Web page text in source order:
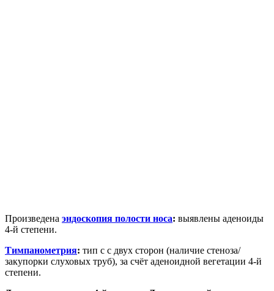
Произведена эндоскопия полости носа: выявлены аденоиды
4-й степени.
Тимпанометрия: тип с с двух сторон (наличие стеноза/
закупорки слуховых труб), за счёт аденоидной вегетации 4-й
степени.